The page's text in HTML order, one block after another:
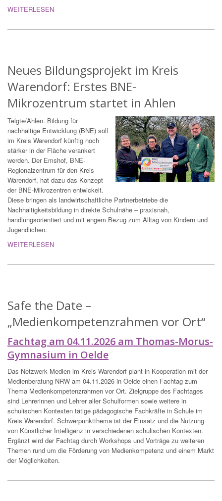
WEITERLESEN
Neues Bildungsprojekt im Kreis
Warendorf: Erstes BNE-
Mikrozentrum startet in Ahlen
Telgte/Ahlen. Bildung für
nachhaltige Entwicklung (BNE) soll
im Kreis Warendorf künftig noch
stärker in der Fläche verankert
werden. Der Emshof, BNE-
Regionalzentrum für den Kreis
Warendorf, hat dazu das Konzept
der BNE-Mikrozentren entwickelt.
Diese bringen als landwirtschaftliche Partnerbetriebe die
Nachhaltigkeitsbildung in direkte Schulnähe – praxisnah,
handlungsorientiert und mit engem Bezug zum Alltag von Kindern und
Jugendlichen.
WEITERLESEN
Safe the Date –
„Medienkompetenzrahmen vor Ort“
Fachtag am 04.11.2026 am Thomas-Morus-
Gymnasium in Oelde
Das Netzwerk Medien im Kreis Warendorf plant in Kooperation mit der
Medienberatung NRW am 04.11.2026 in Oelde einen Fachtag zum
Thema Medienkompetenzrahmen vor Ort. Zielgruppe des Fachtages
sind Lehrerinnen und Lehrer aller Schulformen sowie weitere in
schulischen Kontexten tätige pädagogische Fachkräfte in Schule im
Kreis Warendorf. Schwerpunktthema ist der Einsatz und die Nutzung
von Künstlicher Intelligenz in verschiedenen schulischen Kontexten.
Ergänzt wird der Fachtag durch Workshops und Vorträge zu weiteren
Themen rund um die Förderung von Medienkompetenz und einem Markt
der Möglichkeiten.